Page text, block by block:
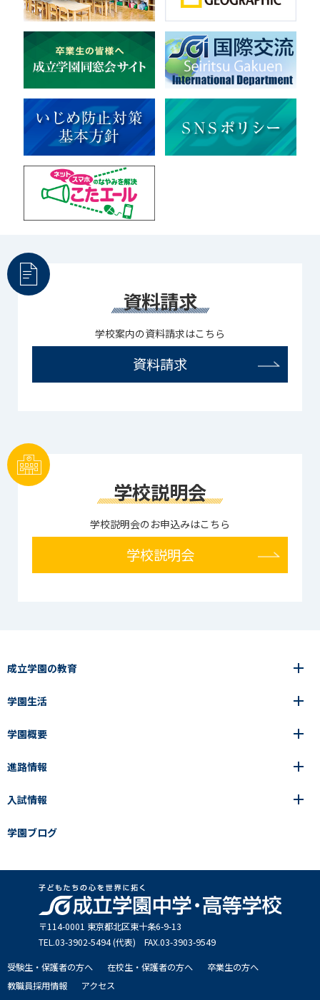
美術
マルチメディア
ライフワーク
新日本芸能
宇宙探究
赤門倶楽部
資料請求
学校案内の資料請求はこちら
資料請求
学校説明会
学校説明会のお申込みはこちら
学校説明会
成立学園の教育
6年間の一貫教育
中学校
高等学校
成立メソッド
教科指導の特徴
卒業生の声
中学校
成立メソッド
卒業生の声
成立学園ならではの教育
見える学力×見えない学力
学園生活
年間行事
施設紹介
制服
学園ブログ
学園概要
学園の歩み
アクセス
進路情報
進路・進学
入試情報
中学入試Q&A
入試結果
説明会・イベント日程
出願方法・募集要項
学園ブログ
〒114-0001 東京都北区東⼗条6-9-13
TEL.03-3902-5494 (代表) FAX.03-3903-9549
受験生・保護者の方へ
在校生・保護者の方へ
卒業生の方へ
教職員採用情報
アクセス